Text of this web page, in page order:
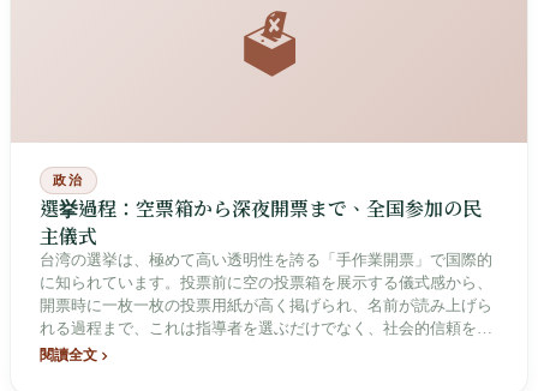
🗳️
政治
選挙過程：空票箱から深夜開票まで、全国参加の民
主儀式
台湾の選挙は、極めて高い透明性を誇る「手作業開票」で国際的
に知られています。投票前に空の投票箱を展示する儀式感から、
開票時に一枚一枚の投票用紙が高く掲げられ、名前が読み上げら
れる過程まで、これは指導者を選ぶだけでなく、社会的信頼を築
く基礎でもあります。
閱讀全文